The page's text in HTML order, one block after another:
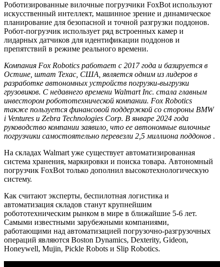
Роботизированные вилочные погрузчики FoxBot используют
искусственный интеллект, машинное зрение и динамическое
планирование для безопасной и точной разгрузки поддонов.
Робот-погрузчик использует ряд встроенных камер и
лидарных датчиков для идентификации поддонов и
препятствий в режиме реального времени.
Компания Fox Robotics работает с 2017 года и базируется в
Остине, штат Техас, США, является одним из лидеров в
разработке автономных устройств погрузки-выгрузки
грузовиков. С недавнего времени Walmart Inc. стала главным
инвестором робототехнической компании. Fox Robotics
также пользуется финансовой поддержкой со стороны BMW
i Ventures и Zebra Technologies Corp. В январе 2024 года
руководство компании заявило, что ее автономные вилочные
погрузчики самостоятельно перевезли 2,5 миллиона поддонов .
На складах Walmart уже существует автоматизированная
система хранения, маркировки и поиска товара. Автономный
погрузчик FoxBot только дополнил высокотехнологическую
систему.
Как считают эксперты, беспилотная логистика и
автоматизация складов станут крупнейшим
робототехническим рынком в мире в ближайшие 5-6 лет.
Самыми известными зарубежными компаниями,
работающими над автоматизацией погрузочно-разгрузочных
операций являются Boston Dynamics, Dexterity, Gideon,
Honeywell, Mujin, Pickle Robots и Slip Robotics.